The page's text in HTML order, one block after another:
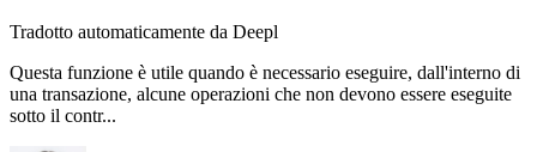
Tradotto automaticamente da Deepl
Questa funzione è utile quando è necessario eseguire, dall'interno di
una transazione, alcune operazioni che non devono essere eseguite
sotto il contr...